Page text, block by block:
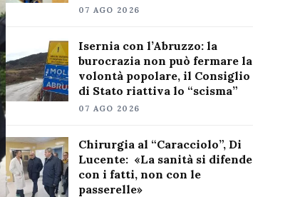
07 AGO 2026
Isernia con l’Abruzzo: la
burocrazia non può fermare la
volontà popolare, il Consiglio
di Stato riattiva lo “scisma”
07 AGO 2026
Chirurgia al “Caracciolo”, Di
Lucente: «La sanità si difende
con i fatti, non con le
passerelle»